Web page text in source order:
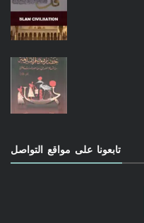
تابعونا على مواقع التواصل